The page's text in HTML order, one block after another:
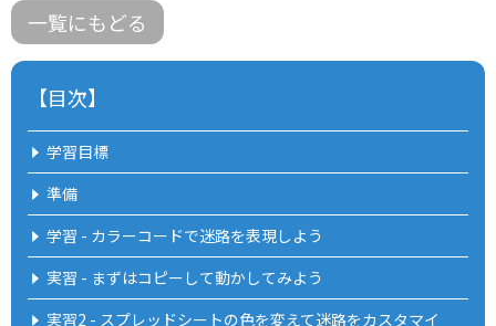
一覧にもどる
【目次】
学習目標
準備
学習 - カラーコードで迷路を表現しよう
実習 - まずはコピーして動かしてみよう
実習2 - スプレッドシートの色を変えて迷路をカスタマイ